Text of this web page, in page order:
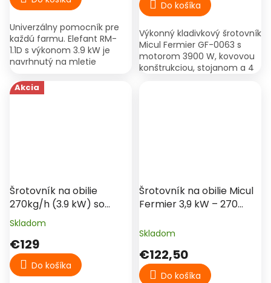
Univerzálny pomocník pre
každú farmu. Elefant RM-
1.1D s výkonom 3.9 kW je
navrhnutý na mletie
celých klasov kukurice a
vďaka...
z
5
hviezdičiek.
Do košíka
Výkonný kladivkový šrotovník
Micul Fermier GF-0063 s
motorom 3900 W, kovovou
konštrukciou, stojanom a 4
Akcia
Šrotovník na obilie
270kg/h (3.9 kW) so
stojanom, 4 sitami a
vrecom - Micul Fermier
Priemerné
produktu
je
5,0
Skladom
€129
Do košíka
Šrotovník na obilie Micul
Fermier 3,9 kW – 270
Skladom
€122,50
Do košíka